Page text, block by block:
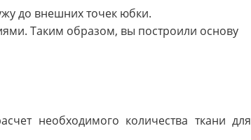
до внешних точек юбки.
Таким образом, вы построили основу
необходимого количества ткани для